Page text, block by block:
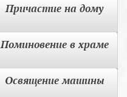
Причастие на дому
Поминовение в храме
Освящение машины